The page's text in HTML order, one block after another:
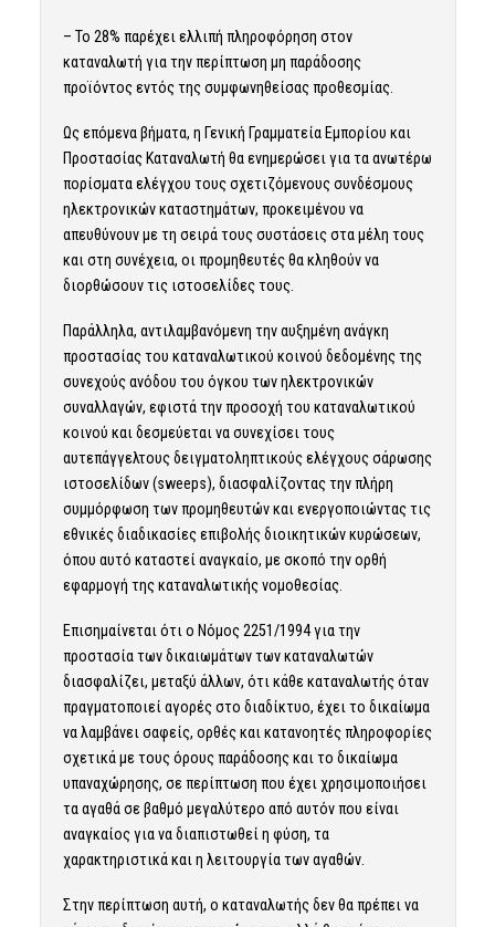
– Το 28% παρέχει ελλιπή πληροφόρηση στον
καταναλωτή για την περίπτωση μη παράδοσης
προϊόντος εντός της συμφωνηθείσας προθεσμίας.
Ως επόμενα βήματα, η Γενική Γραμματεία Εμπορίου και
Προστασίας Καταναλωτή θα ενημερώσει για τα ανωτέρω
πορίσματα ελέγχου τους σχετιζόμενους συνδέσμους
ηλεκτρονικών καταστημάτων, προκειμένου να
απευθύνουν με τη σειρά τους συστάσεις στα μέλη τους
και στη συνέχεια, οι προμηθευτές θα κληθούν να
διορθώσουν τις ιστοσελίδες τους.
Παράλληλα, αντιλαμβανόμενη την αυξημένη ανάγκη
προστασίας του καταναλωτικού κοινού δεδομένης της
συνεχούς ανόδου του όγκου των ηλεκτρονικών
συναλλαγών, εφιστά την προσοχή του καταναλωτικού
κοινού και δεσμεύεται να συνεχίσει τους
αυτεπάγγελτους δειγματοληπτικούς ελέγχους σάρωσης
ιστοσελίδων (sweeps), διασφαλίζοντας την πλήρη
συμμόρφωση των προμηθευτών και ενεργοποιώντας τις
εθνικές διαδικασίες επιβολής διοικητικών κυρώσεων,
όπου αυτό καταστεί αναγκαίο, με σκοπό την ορθή
εφαρμογή της καταναλωτικής νομοθεσίας.
Επισημαίνεται ότι ο Νόμος 2251/1994 για την
προστασία των δικαιωμάτων των καταναλωτών
διασφαλίζει, μεταξύ άλλων, ότι κάθε καταναλωτής όταν
πραγματοποιεί αγορές στο διαδίκτυο, έχει το δικαίωμα
να λαμβάνει σαφείς, ορθές και κατανοητές πληροφορίες
σχετικά με τους όρους παράδοσης και το δικαίωμα
υπαναχώρησης, σε περίπτωση που έχει χρησιμοποιήσει
τα αγαθά σε βαθμό μεγαλύτερο από αυτόν που είναι
αναγκαίος για να διαπιστωθεί η φύση, τα
χαρακτηριστικά και η λειτουργία των αγαθών.
Στην περίπτωση αυτή, ο καταναλωτής δεν θα πρέπει να